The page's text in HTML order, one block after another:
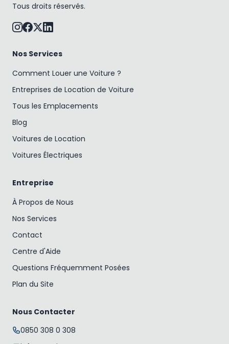
Tous droits réservés.
Nos Services
Comment Louer une Voiture ?
Entreprises de Location de Voiture
Tous les Emplacements
Blog
Voitures de Location
Voitures Électriques
Entreprise
À Propos de Nous
Nos Services
Contact
Centre d'Aide
Questions Fréquemment Posées
Plan du Site
Nous Contacter
0850 308 0 308